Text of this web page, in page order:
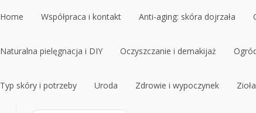
Home
Home
Współpraca i kontakt
Współpraca i kontakt
Anti-aging: skóra dojrzała
Anti-aging: skóra dojrzała
Naturalna pielęgnacja i DIY
Naturalna pielęgnacja i DIY
Oczyszczanie i demakijaż
Oczyszczanie i demakijaż Ogród
Typ skóry i potrzeby Uroda Zdrowie i wypoczynek